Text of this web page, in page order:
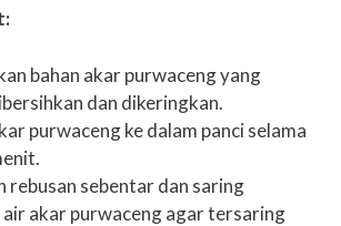
bahan akar purwaceng yang
dan dikeringkan.
purwaceng ke dalam panci selama
rebusan sebentar dan saring
air akar purwaceng agar tersaring